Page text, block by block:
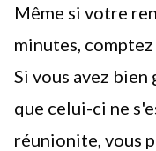
Même si votre
minutes, comptez
Si vous avez
que celui-ci ne
réunionite , vous